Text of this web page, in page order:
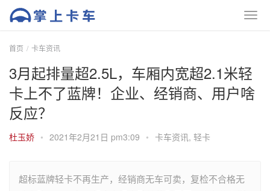
首页 卡车资讯
3月起排量超2.5L，车厢内宽超2.1米轻
卡上不了蓝牌！企业、经销商、用户啥
反应？
杜玉娇 • 2021年2月21日 pm3:09 • 卡车资讯, 轻卡
超标蓝牌轻卡不再生产，经销商无车可卖，复检不合格无